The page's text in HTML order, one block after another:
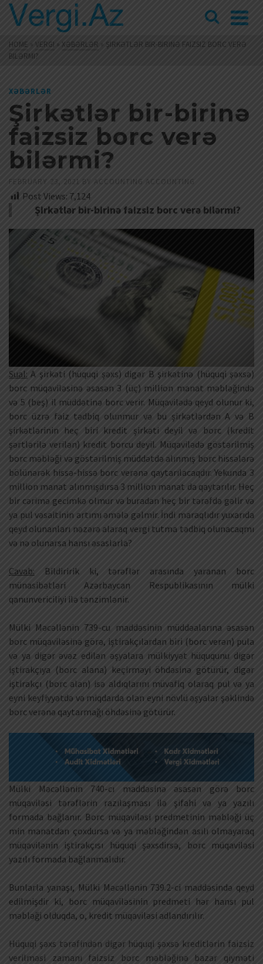
HOME » VERGI » XƏBƏRLƏR » ŞIRKƏTLƏR BIR-BIRINƏ FAIZSIZ BORC VERƏ
BILƏRMI?
XƏBƏRLƏR
Şirkətlər bir-birinə
faizsiz borc verə
bilərmi?
FEBRUARY 23, 2021 BY ACCOUNTING ACCOUNTING
Post Views: 7,124
Şirkətlər bir-birinə faizsiz borc verə bilərmi?
Sual: A şirkəti (hüquqi şəxs) digər B şirkətinə (hüquqi şəxsə)
borc müqaviləsinə əsasən 3 (üç) million manat məbləğində
və 5 (beş) il müddətinə borc verir. Müqavilədə qeyd olunur ki,
borc üzrə faiz tədbiq olunmur və bu şirkətlərdən A və B
şirkətlərinin heç biri kredit şirkəti deyil və borc (kredit
şərtlərilə verilən) kredit borcu deyil. Müqavilədə göstərilmiş
borc məbləği və göstərilmiş müddətdə alınmış borc hissələrə
bölünərək hissə-hissə borc verənə qaytarılacaqdır. Yekunda 3
million manat alınmışdırsa 3 million manat da qaytarılır. Heç
bir cərimə gecimkə olmur və buradan heç bir tərəfdə gəlir və
ya pul vəsaitinin artımı əmələ gəlmir. İndi maraqlıdır yuxarıda
qeyd olunanları nəzərə alaraq vergi tutma tədbiq olunacaqmı
və nə olunarsa hansı əsaslarla?
Cavab: Bildiririk ki, tərəflər arasında yaranan borc
münasibətləri Azərbaycan Respublikasının mülki
qanunvericiliyi ilə tənzimlənir.
Mülki Məcəllənin 739-cu maddəsinin müddəalarına əsasən
borc müqaviləsinə görə, iştirakçılardan biri (borc verən) pula
və ya digər əvəz edilən əşyalara mülkiyyət hüququnu digər
iştirakçıya (borc alana) keçirməyi öhdəsinə götürür, digər
iştirakçı (borc alan) isə aldıqlarını müvafiq olaraq pul və ya
eyni keyfiyyətdə və miqdarda olan eyni növlü əşyalar şəklində
borc verənə qaytarmağı öhdəsinə götürür.
Mülki Məcəllənin 740-cı maddəsinə əsasən görə borc
müqaviləsi tərəflərin razılaşması ilə şifahi və ya yazılı
formada bağlanır. Borc müqaviləsi predmetinin məbləği üç
min manatdan çoxdursa və ya məbləğindən asılı olmayaraq
müqavilənin iştirakçısı hüquqi şəxsdirsə, borc müqaviləsi
yazılı formada bağlanmalıdır.
Bunlarla yanaşı, Mülki Məcəllənin 739.2-ci maddəsində qeyd
edilmişdir ki, borc müqaviləsinin predmeti hər hansı pul
məbləği olduqda, o, kredit müqaviləsi adlandırılır.
Hüquqi şəxs tərəfindən digər hüquqi şəxsə kreditlərin faizsiz
verilməsi zamanı faizsiz borc məbləğinə bazar qiyməti